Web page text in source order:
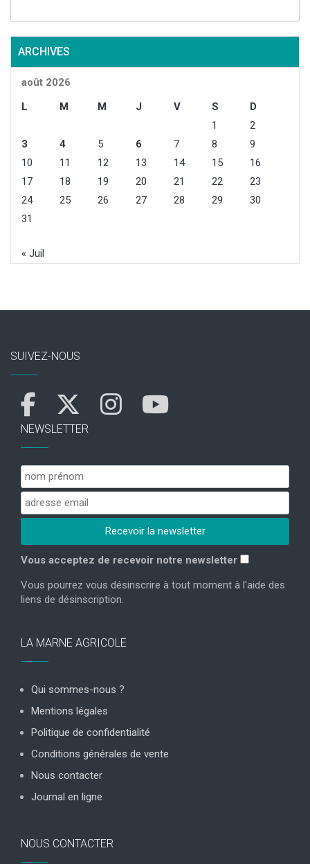
ARCHIVES
août 2026
L
M M J V S
D
1
2
3
4 5 6 7 8
9
10
11 12 13 14 15
16
17
18 19 20 21 22
23
24
25 26 27 28 29
30
31
« Juil
SUIVEZ-NOUS
NEWSLETTER
Vous acceptez de recevoir notre newsletter
Vous pourrez vous désinscrire à tout moment à l'aide des
liens de désinscription.
LA MARNE AGRICOLE
Qui sommes-nous ?
Mentions légales
Politique de confidentialité
Conditions générales de vente
Nous contacter
Journal en ligne
NOUS CONTACTER